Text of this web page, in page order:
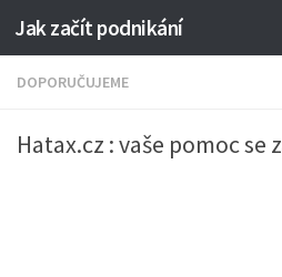
Jak začít podnikání
DOPORUČUJEME
Hatax.cz : vaše pomoc